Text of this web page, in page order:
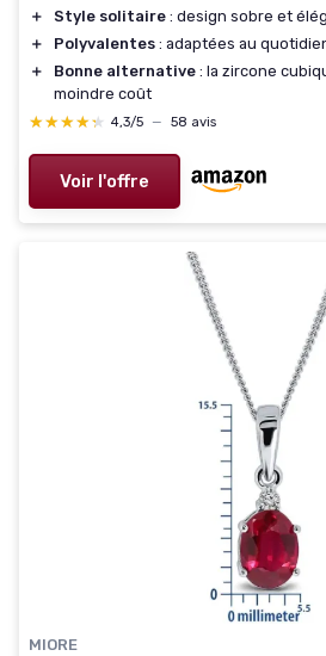
＋
Style solitaire : design sobre et
＋
Polyvalentes : adaptées au
＋
Bonne alternative : la zircone
moindre coût
★★★★★
★★★★★ 4,3/5 — 58 avis
Voir l'offre
MIORE